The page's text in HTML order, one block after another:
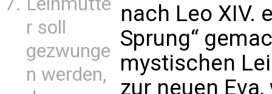
r soll
gezwunge
n werden,
nach Leo XIV.
Sprung“
mystischen
zur neuen